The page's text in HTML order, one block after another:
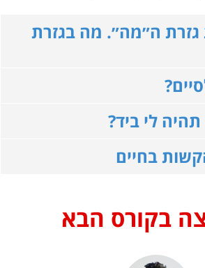
ה״מה״. מה בגזרת
תהיה לי ביד?
בחיים
בקורס הבא